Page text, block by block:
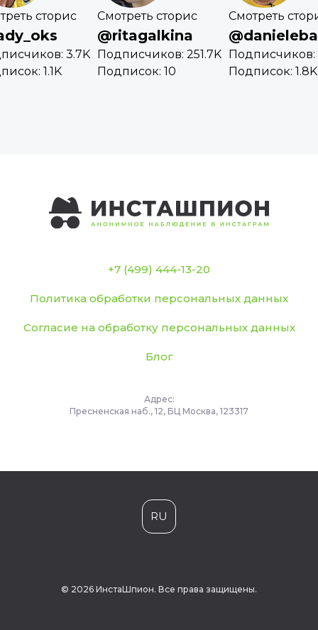
сторис
3.7K
1.1K
Смотреть сторис
@ritagalkina
Подписчиков: 251.7K
Подписок: 10
Смотреть
Подписчиков:
Подписок: 1.8K
+7 (499) 444-13-20
Политика обработки персональных данных
Согласие на обработку персональных данных
Блог
Адрес:
Пресненская наб., 12, БЦ Москва, 123317
RU
© 2026 ИнстаШпион. Все права защищены.